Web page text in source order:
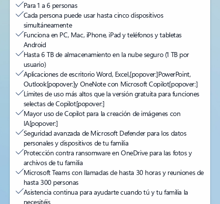
Para 1 a 6 personas
Cada persona puede usar hasta cinco dispositivos
simultáneamente
Funciona en PC, Mac, iPhone, iPad y teléfonos y tabletas
Android
Hasta 6 TB de almacenamiento en la nube seguro (1 TB por
usuario)
Aplicaciones de escritorio Word, Excel,[popover:]PowerPoint,
Outlook[popover:]y OneNote con Microsoft Copilot[popover:]
Límites de uso más altos que la versión gratuita para funciones
selectas de Copilot[popover:]
Mayor uso de Copilot para la creación de imágenes con
IA[popover:]
Seguridad avanzada de Microsoft Defender para los datos
personales y dispositivos de tu familia
Protección contra ransomware en OneDrive para las fotos y
archivos de tu familia
Microsoft Teams con llamadas de hasta 30 horas y reuniones de
hasta 300 personas
Asistencia continua para ayudarte cuando tú y tu familia la
necesitéis